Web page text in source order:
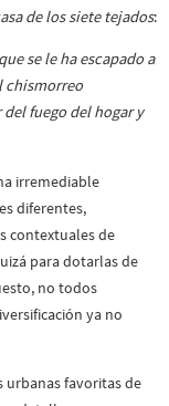
de los siete tejados:
se le ha escapado a
chismorreo
fuego del hogar y
irremediable
diferentes,
contextuales de
para dotarlas de
no todos
ya no
urbanas favoritas de